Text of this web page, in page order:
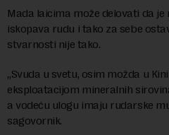
Mada laicima može delovati da
iskopava rudu i tako za sebe
stvarnosti nije tako.
„Svuda u svetu, osim možda u
eksploatacijom mineralnih
a vodeću ulogu imaju rudarske
sagovornik.